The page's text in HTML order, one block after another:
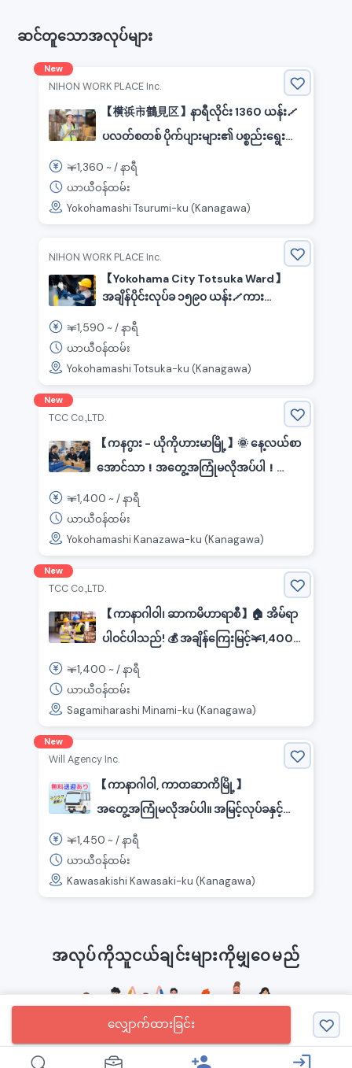
လျှောက်ထားခြင်း
ဆင်တူသောအလုပ်များ
New
NIHON WORK PLACE Inc.
【横浜市鶴見区】နာရီလိုင်း 1360 ယန်း／
ပလတ်စတစ် ပိုက်ပျားများ၏ ပစ္စည်းရွေးယူ
ခြင်း／နေ့စဉ်အလုပ်
￥1,360 ~ /နာရီ
ယာယီဝန်ထမ်း
Yokohamashi Tsurumi-ku (Kanagawa)
NIHON WORK PLACE Inc.
【Yokohama City Totsuka Ward】
အချိန်ပိုင်းလုပ်ခ ၁၅၉၀ ယန်း／ကား
အစိတ်အပိုင်းများကို ထုပ်ပိုးခြင်း၊ ခွဲခြားခြင်း
နှင့် ပို့ဆောင်ရန် အသင့်ပြင်ဆင်ခြင်းလုပ်ငန်း
(ဂိုဒေါင်အတွင်းလုပ်ငန်း)
￥1,590 ~ /နာရီ
ယာယီဝန်ထမ်း
Yokohamashi Totsuka-ku (Kanagawa)
New
TCC Co.,LTD.
【ကနဂွား - ယိုကိုဟားမာမြို့】🌞 နေ့လယ်စာ
အောင်သာ！အတွေ့အကြုံမလိုအပ်ပါ！ကား
အစိတ်အပိုင်းများပြုလုပ်ခြင်း 🚗
￥1,400 ~ /နာရီ
ယာယီဝန်ထမ်း
Yokohamashi Kanazawa-ku (Kanagawa)
New
TCC Co.,LTD.
【ကာနာဂါဝါ၊ ဆာဂာမိဟာရာစီ】🏠 အိမ်ရာ
ပါဝင်ပါသည်! 💰 အချိန်ကြေးမြင့်￥1,400
～! မျှသေးသောအစိတ်အပိုင်းများကို ရိုးရှင်း
စွာနဲ့ ရွေးချယ်ခြင်းနှင့် ထုပ်ပိုးမှု ဝန်ထမ်းများ
ကို ခေါ်ယူနေပါသည်!
￥1,400 ~ /နာရီ
ယာယီဝန်ထမ်း
Sagamiharashi Minami-ku (Kanagawa)
New
Will Agency Inc.
【ကာနာဂါဝါ, ကာဝာဆာကိမြို့】
အတွေ့အကြုံမလိုအပ်ပါ။ အမြင့်လုပ်ခနှင့်
ပေါသောအလုပ်များ!
￥1,450 ~ /နာရီ
ယာယီဝန်ထမ်း
Kawasakishi Kawasaki-ku (Kanagawa)
အလုပ်ကိုသူငယ်ချင်းများကိုမျှဝေမည်
person_add login